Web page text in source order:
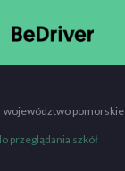
województwo pomorskie
przeglądania szkół